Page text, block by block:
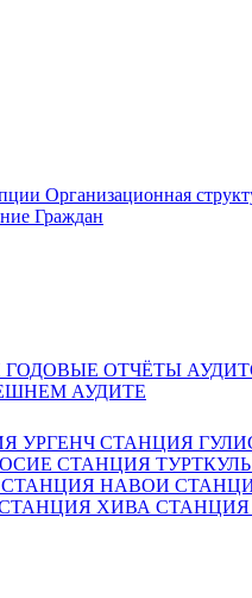
Организационная
Граждан
ГОДОВЫЕ ОТЧЁТЫ
АУДИТЕ
УРГЕНЧ СТАНЦИЯ
СТАНЦИЯ ТУРТКУЛЬ
СТАНЦИЯ НАВОИ
ХИВА СТАНЦИЯ